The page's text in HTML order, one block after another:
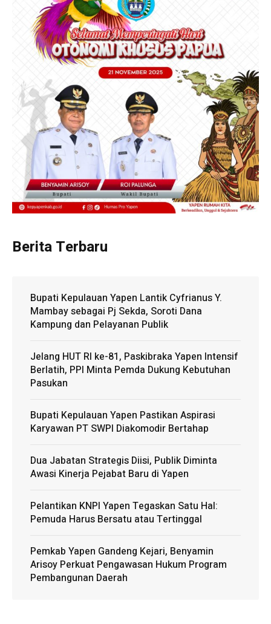
Berita Terbaru
Bupati Kepulauan Yapen Lantik Cyfrianus Y.
Mambay sebagai Pj Sekda, Soroti Dana
Kampung dan Pelayanan Publik
Jelang HUT RI ke-81, Paskibraka Yapen Intensif
Berlatih, PPI Minta Pemda Dukung Kebutuhan
Pasukan
Bupati Kepulauan Yapen Pastikan Aspirasi
Karyawan PT SWPI Diakomodir Bertahap
Dua Jabatan Strategis Diisi, Publik Diminta
Awasi Kinerja Pejabat Baru di Yapen
Pelantikan KNPI Yapen Tegaskan Satu Hal:
Pemuda Harus Bersatu atau Tertinggal
Pemkab Yapen Gandeng Kejari, Benyamin
Arisoy Perkuat Pengawasan Hukum Program
Pembangunan Daerah